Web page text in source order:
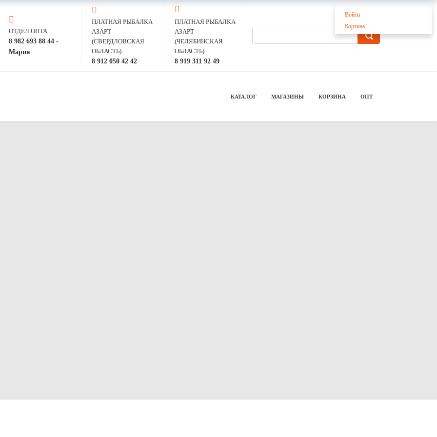
ОТДЕЛ ОПТА
8 982 693 88 44 -
Мария
ПЛАТНАЯ РЫБАЛКА
АЗАРТ
(СВЕРДЛОВСКАЯ
ОБЛАСТЬ)
8 912 050 42 42
ПЛАТНАЯ РЫБАЛКА
АЗАРТ
(ЧЕЛЯБИНСКАЯ
ОБЛАСТЬ)
8 919 311 92 49
КАТАЛОГ МАГАЗИНЫ КОРЗИНА ОПТ
Войти
Корзина